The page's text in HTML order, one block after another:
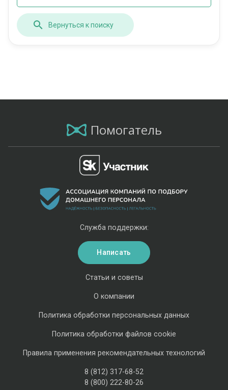
Вернуться к поиску
Помогатель
Статьи и советы
О компании
Политика обработки персональных данных
Политика обработки файлов cookie
Правила применения рекомендательных технологий
8 (812) 317-68-52
8 (800) 222-80-26
Служба поддержки:
Написать